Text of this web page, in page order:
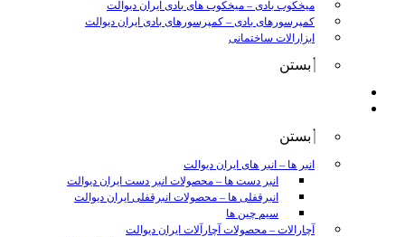
میخکوب بادی – میخکوب های بادی ایران دیوالت
کمپرسورهای بادی – کمپرسورهای بادی ایران دیوالت
ابزارالات ساختمانی
بستن
بستن
انبر ها – انبر های ایران دیوالت
انبر دست ها – محصولات انبر دست ایران دیوالت
انبرقفلی ها – محصولات انبرقفلی ایران دیوالت
سیم چین ها
آچارالات – محصولات آچارآلات ایران دیوالت